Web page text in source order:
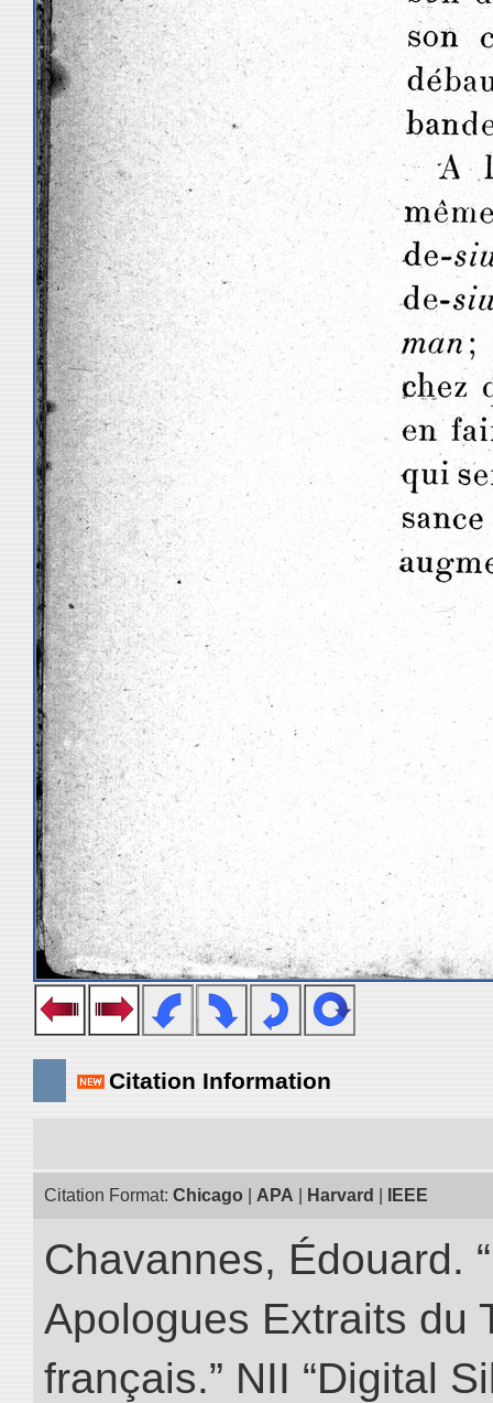
Citation Information
Citation Format: Chicago APA Harvard IEEE
Chavannes, Édouard.
Apologues Extraits du
français.” NII “Digital